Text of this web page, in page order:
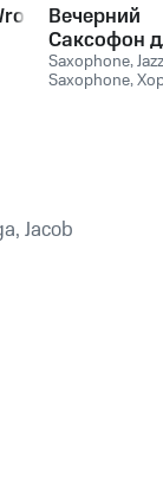
Вечерний
Саксофон
Души
Лаунж)
Saxophone,Jazz
Saxophone,
Jacob